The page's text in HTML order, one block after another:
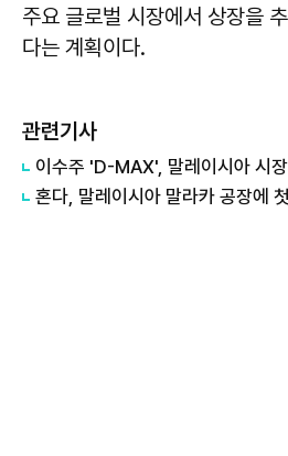
주요 글로벌 시장에서 상장을
다는 계획이다.
관련기사
이수주 'D-MAX', 말레이시아 시
혼다, 말레이시아 말라카 공장에